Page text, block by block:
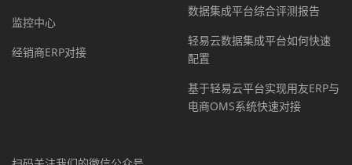
监控中心
经销商ERP对接
数据集成平台综合评测报告
轻易云数据集成平台如何快速
配置
基于轻易云平台实现用友ERP与
电商OMS系统快速对接